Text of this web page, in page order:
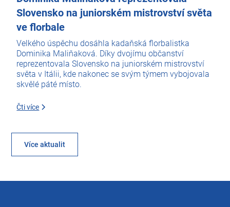
Slovensko na juniorském mistrovství světa
ve florbale
Velkého úspěchu dosáhla kadaňská florbalistka
Dominika Maliňaková. Díky dvojímu občanství
reprezentovala Slovensko na juniorském mistrovství
světa v Itálii, kde nakonec se svým týmem vybojovala
skvělé páté místo.
Čti více
Více aktualit